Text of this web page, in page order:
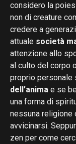
considero la
non di creature
credere a
attuale società
attenzione allo
al culto del corpo
proprio personale
dell’anima e se
una forma di
nessuna religione
avvicinarsi.
zen per come